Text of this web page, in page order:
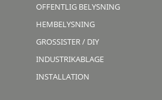
OFFENTLIG BELYSNING
HEMBELYSNING
GROSSISTER / DIY
INDUSTRIKABLAGE
INSTALLATION